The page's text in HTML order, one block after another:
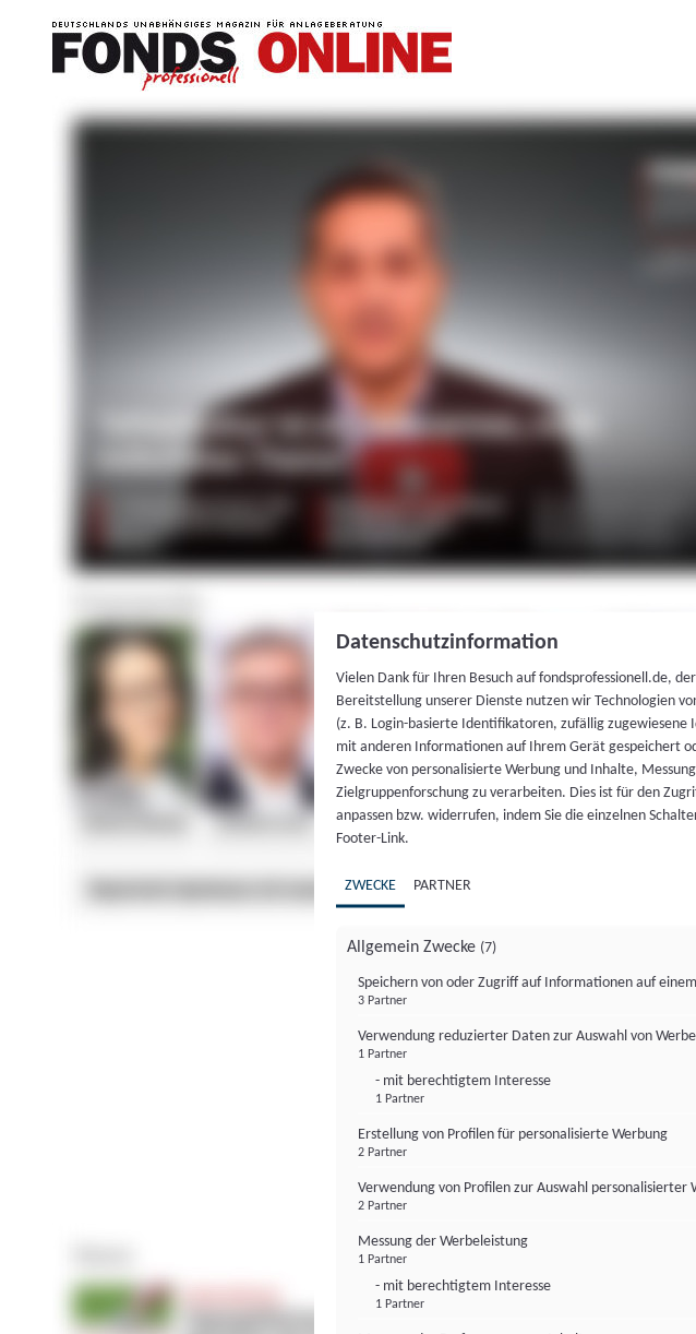
Datenschutzinformation
Vielen Dank für Ihren Besuch auf fondsprofessionell.de,
Bereitstellung unserer Dienste nutzen wir Technologien
(z. B. Login-basierte Identifikatoren, zufällig
mit anderen Informationen auf Ihrem Gerät gespeichert
Zwecke von personalisierte Werbung und Inhalte,
Zielgruppenforschung zu verarbeiten. Dies ist für den
anpassen bzw. widerrufen, indem Sie die einzelnen
Footer-Link.
ZWECKE PARTNER
Allgemein Zwecke (7)
Speichern von oder Zugriff auf Informationen auf
3 Partner
Verwendung reduzierter Daten zur Auswahl von
1 Partner
- mit berechtigtem Interesse
1 Partner
Erstellung von Profilen für personalisierte Werbung
2 Partner
Verwendung von Profilen zur Auswahl personalisierter
2 Partner
Messung der Werbeleistung
1 Partner
- mit berechtigtem Interesse
1 Partner